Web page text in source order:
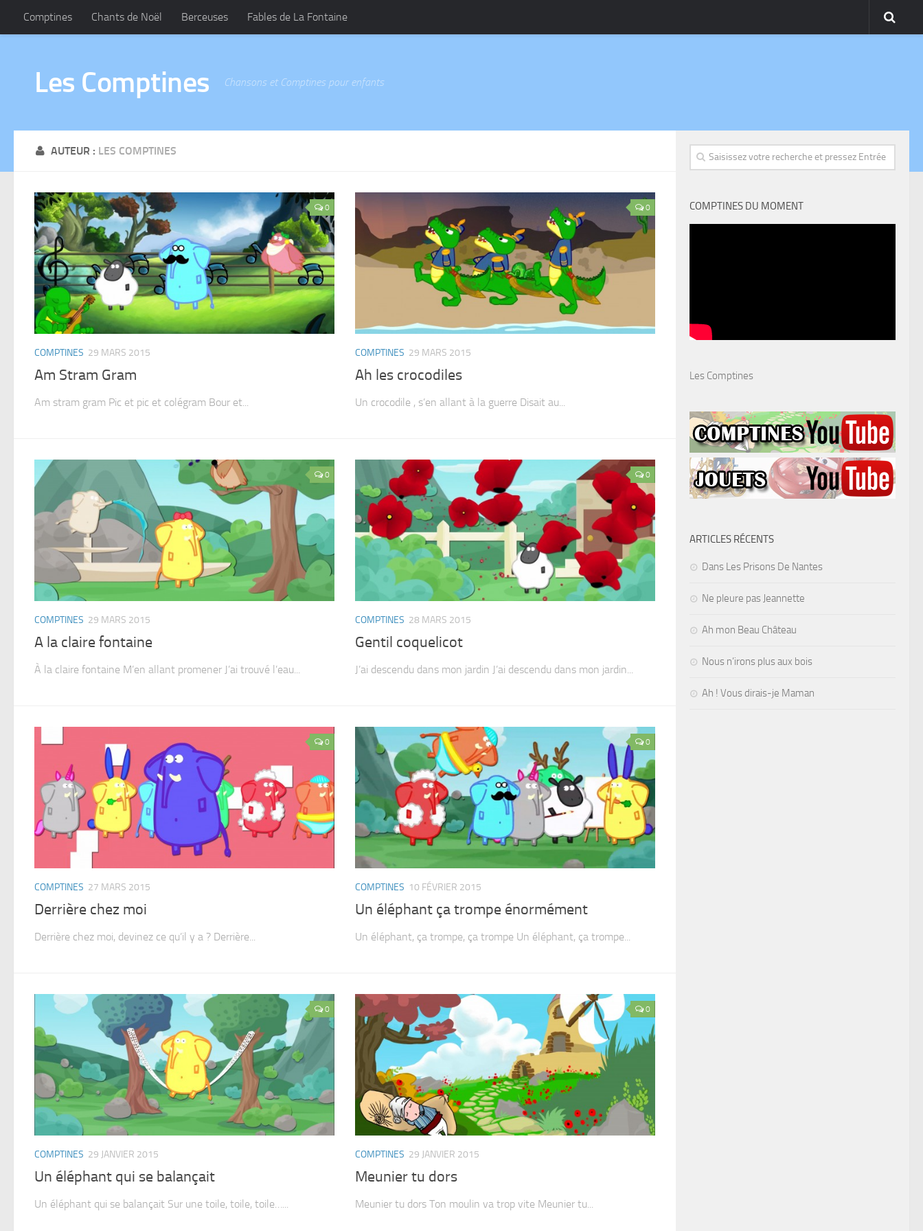
Comptines Chants de Noël Berceuses Fables de La Fontaine
Les Comptines Chansons et Comptines pour enfants
AUTEUR : LES COMPTINES
0
COMPTINES 29 MARS 2015
Am Stram Gram
Am stram gram Pic et pic et colégram Bour et...
0
COMPTINES 29 MARS 2015
Ah les crocodiles
Un crocodile , s’en allant à la guerre Disait au...
0
COMPTINES 29 MARS 2015
A la claire fontaine
À la claire fontaine M’en allant promener J’ai trouvé l’eau...
0
COMPTINES 28 MARS 2015
Gentil coquelicot
J’ai descendu dans mon jardin J’ai descendu dans mon jardin...
0
COMPTINES 27 MARS 2015
Derrière chez moi
Derrière chez moi, devinez ce qu’il y a ? Derrière...
0
COMPTINES 10 FÉVRIER 2015
Un éléphant ça trompe énormément
Un éléphant, ça trompe, ça trompe Un éléphant, ça trompe...
0
COMPTINES 29 JANVIER 2015
Un éléphant qui se balançait
Un éléphant qui se balançait Sur une toile, toile, toile…...
0
COMPTINES 29 JANVIER 2015
Meunier tu dors
Meunier tu dors Ton moulin va trop vite Meunier tu...
COMPTINES DU MOMENT
Les Comptines
ARTICLES RÉCENTS
Dans Les Prisons De Nantes
Ne pleure pas Jeannette
Ah mon Beau Château
Nous n’irons plus aux bois
Ah ! Vous dirais-je Maman